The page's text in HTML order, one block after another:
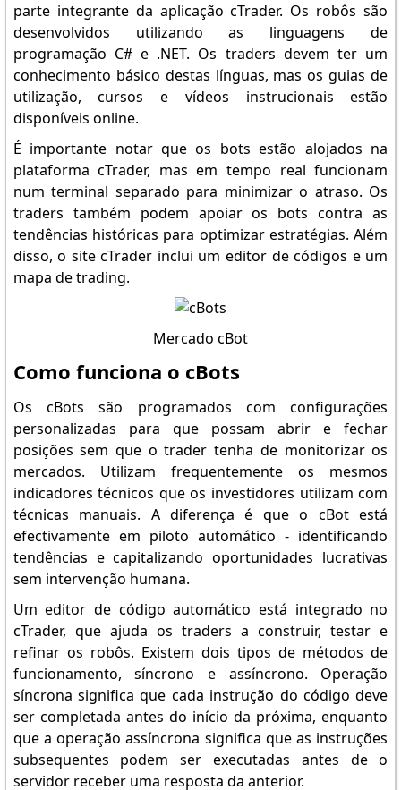
parte integrante da aplicação cTrader. Os robôs são
desenvolvidos utilizando as linguagens de
programação C# e .NET. Os traders devem ter um
conhecimento básico destas línguas, mas os guias de
utilização, cursos e vídeos instrucionais estão
disponíveis online.
É importante notar que os bots estão alojados na
plataforma cTrader, mas em tempo real funcionam
num terminal separado para minimizar o atraso. Os
traders também podem apoiar os bots contra as
tendências históricas para optimizar estratégias. Além
disso, o site cTrader inclui um editor de códigos e um
mapa de trading.
Mercado cBot
Como funciona o cBots
Os cBots são programados com configurações
personalizadas para que possam abrir e fechar
posições sem que o trader tenha de monitorizar os
mercados. Utilizam frequentemente os mesmos
indicadores técnicos que os investidores utilizam com
técnicas manuais. A diferença é que o cBot está
efectivamente em piloto automático - identificando
tendências e capitalizando oportunidades lucrativas
sem intervenção humana.
Um editor de código automático está integrado no
cTrader, que ajuda os traders a construir, testar e
refinar os robôs. Existem dois tipos de métodos de
funcionamento, síncrono e assíncrono. Operação
síncrona significa que cada instrução do código deve
ser completada antes do início da próxima, enquanto
que a operação assíncrona significa que as instruções
subsequentes podem ser executadas antes de o
servidor receber uma resposta da anterior.